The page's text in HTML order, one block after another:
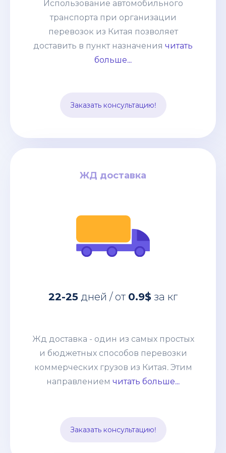
Использование автомобильного
транспорта при организации
перевозок из Китая позволяет
доставить в пункт назначения читать
больше...
Заказать консультацию!
сборных грузов, что позволяет
опта.
ЖД доставка
22-25 дней / от 0.9$ за кг
Жд доставка - один из самых простых
и бюджетных способов перевозки
коммерческих грузов из Китая. Этим
направлением читать больше...
Заказать консультацию!
ЖД доставка
22-25
дней / от
Жд доставка - один из самых простых
направлением мы возим от
небольших сборных грузов 100-200кг
до целых контейнеров. Развитая
система жд сообщения позволяет без
другими видами транспорта.